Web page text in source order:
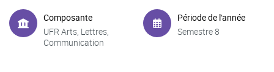
Composante
UFR Arts, Lettres,
Communication
Période de l'année
Semestre 8